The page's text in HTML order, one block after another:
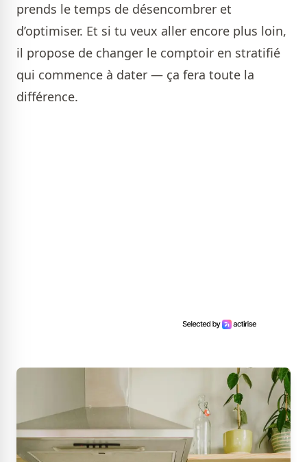
prends le temps de désencombrer et
d’optimiser. Et si tu veux aller encore plus loin,
il propose de changer le comptoir en stratifié
qui commence à dater — ça fera toute la
différence.